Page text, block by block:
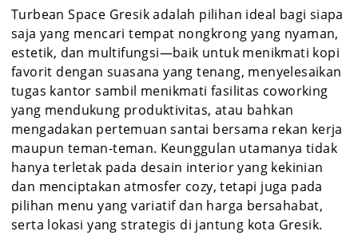
Turbean Space Gresik adalah pilihan ideal bagi siapa
saja yang mencari tempat nongkrong yang nyaman,
estetik, dan multifungsi—baik untuk menikmati kopi
favorit dengan suasana yang tenang, menyelesaikan
tugas kantor sambil menikmati fasilitas coworking
yang mendukung produktivitas, atau bahkan
mengadakan pertemuan santai bersama rekan kerja
maupun teman-teman. Keunggulan utamanya tidak
hanya terletak pada desain interior yang kekinian
dan menciptakan atmosfer cozy, tetapi juga pada
pilihan menu yang variatif dan harga bersahabat,
serta lokasi yang strategis di jantung kota Gresik.